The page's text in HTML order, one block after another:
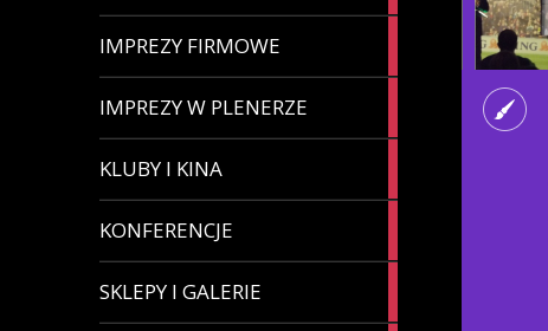
IMPREZY FIRMOWE
IMPREZY W PLENERZE
KLUBY I KINA
KONFERENCJE
SKLEPY I GALERIE